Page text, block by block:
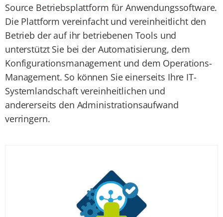
Source Betriebsplattform für Anwendungssoftware.
Die Plattform vereinfacht und vereinheitlicht den
Betrieb der auf ihr betriebenen Tools und
unterstützt Sie bei der Automatisierung, dem
Konfigurationsmanagement und dem Operations-
Management. So können Sie einerseits Ihre IT-
Systemlandschaft vereinheitlichen und
andererseits den Administrationsaufwand
verringern.